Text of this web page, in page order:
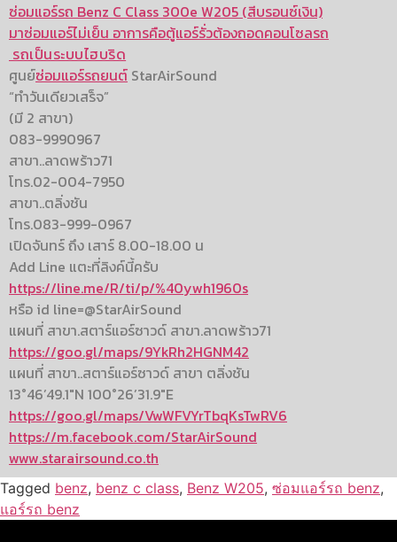
ซ่อมแอร์รถ Benz C Class 300e W205 (สีบรอนซ์เงิน)
มาซ่อมแอร์ไม่เย็น อาการคือตู้แอร์รั่วต้องถอดคอนโซลรถ
รถเป็นระบบไฮบริด
ศูนย์ซ่อมแอร์รถยนต์ StarAirSound
“ทำวันเดียวเสร็จ”
(มี 2 สาขา)
083-9990967
สาขา..ลาดพร้าว71
โทร.02-004-7950
สาขา..ตลิ่งชัน
โทร.083-999-0967
เปิดจันทร์ ถึง เสาร์ 8.00-18.00 น
Add Line แตะที่ลิงค์นี้ครับ
https://line.me/R/ti/p/%40ywh1960s
หรือ id line=@StarAirSound
แผนที่ สาขา.สตาร์แอร์ซาวด์ สาขา.ลาดพร้าว71
https://goo.gl/maps/9YkRh2HGNM42
แผนที่ สาขา..สตาร์แอร์ซาวด์ สาขา ตลิ่งชัน
13°46’49.1″N 100°26’31.9″E
https://goo.gl/maps/VwWFVYrTbqKsTwRV6
https://m.facebook.com/StarAirSound
www.starairsound.co.th
Tagged benz, benz c class, Benz W205, ซ่อมแอร์รถ benz,
แอร์รถ benz